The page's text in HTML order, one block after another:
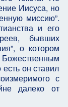
Иисуса, но
миссию”.
и его
бывших
о котором
он ставил
с
далеко от